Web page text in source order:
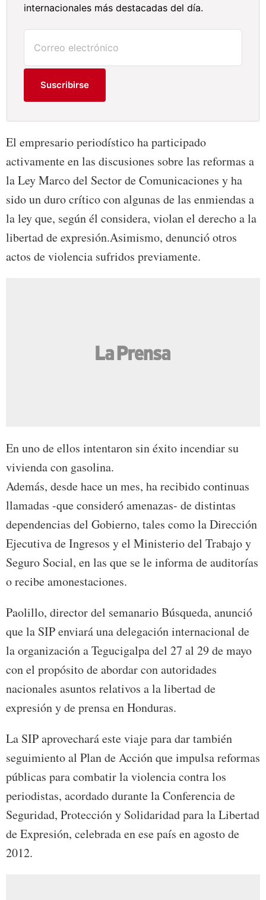
internacionales más destacadas del día.
Suscribirse
El empresario periodístico ha participado
activamente en las discusiones sobre las reformas a
la Ley Marco del Sector de Comunicaciones y ha
sido un duro crítico con algunas de las enmiendas a
la ley que, según él considera, violan el derecho a la
libertad de expresión.Asimismo, denunció otros
actos de violencia sufridos previamente.
En uno de ellos intentaron sin éxito incendiar su
vivienda con gasolina.
Además, desde hace un mes, ha recibido continuas
llamadas -que consideró amenazas- de distintas
dependencias del Gobierno, tales como la Dirección
Ejecutiva de Ingresos y el Ministerio del Trabajo y
Seguro Social, en las que se le informa de auditorías
o recibe amonestaciones.
Paolillo, director del semanario Búsqueda, anunció
que la SIP enviará una delegación internacional de
la organización a Tegucigalpa del 27 al 29 de mayo
con el propósito de abordar con autoridades
nacionales asuntos relativos a la libertad de
expresión y de prensa en Honduras.
La SIP aprovechará este viaje para dar también
seguimiento al Plan de Acción que impulsa reformas
públicas para combatir la violencia contra los
periodistas, acordado durante la Conferencia de
Seguridad, Protección y Solidaridad para la Libertad
de Expresión, celebrada en ese país en agosto de
2012.